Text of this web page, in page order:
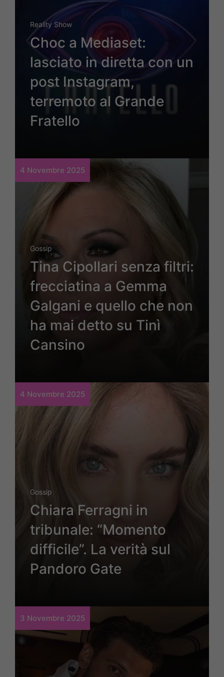
Reality Show
Choc a Mediaset:
lasciato in diretta con un
post Instagram,
terremoto al Grande
Fratello
4 Novembre 2025
Gossip
Tina Cipollari senza filtri:
frecciatina a Gemma
Galgani e quello che non
ha mai detto su Tinì
Cansino
4 Novembre 2025
Gossip
Chiara Ferragni in
tribunale: “Momento
difficile”. La verità sul
Pandoro Gate
3 Novembre 2025